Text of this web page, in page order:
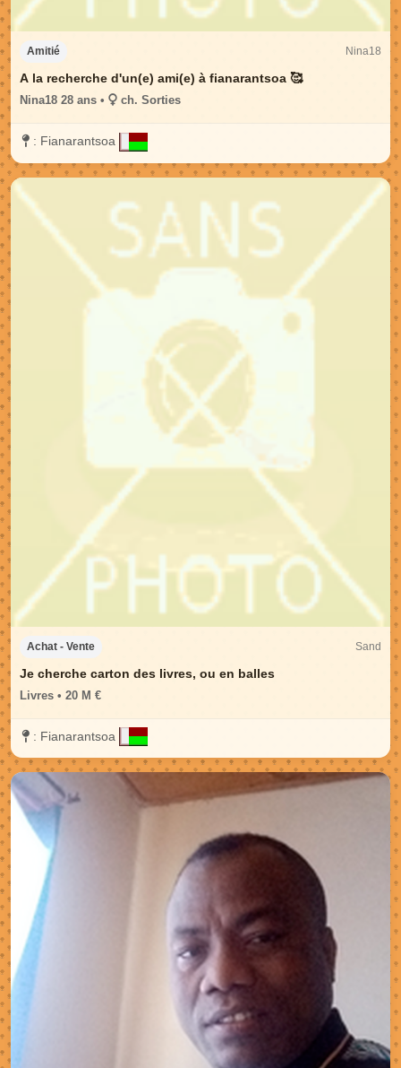
Amitié Nina18
A la recherche d'un(e) ami(e) à fianarantsoa 🥰
Nina18 28 ans • ch. Sorties
: Fianarantsoa
Achat - Vente Sand
Je cherche carton des livres, ou en balles
Livres • 20 M €
: Fianarantsoa